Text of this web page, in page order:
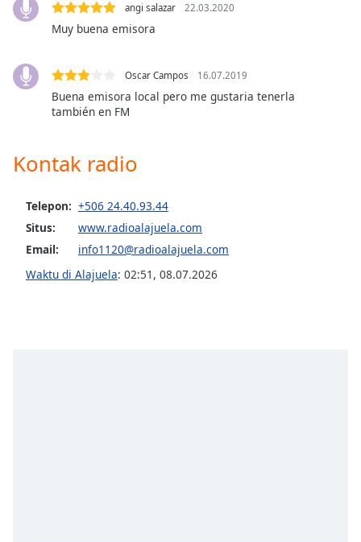
dialog
Escape
will
cancel
window.
Color
Opacity
angi salazar 22.03.2020
Muy buena emisora
Oscar Campos 16.07.2019
Buena emisora local pero me gustaria tenerla
también en FM
Kontak radio
Telepon: +506 24.40.93.44
Situs:
www.radioalajuela.com
Email:
info1120@radioalajuela.com
Waktu di Alajuela: 02:51 , 08.07.2026